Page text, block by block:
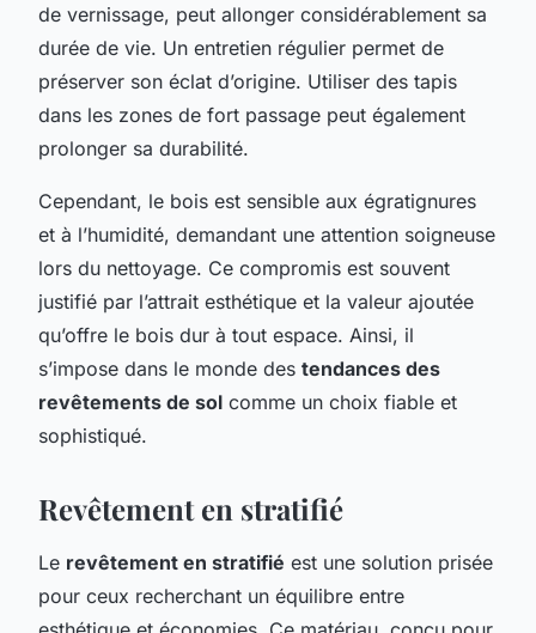
de vernissage, peut allonger considérablement sa
durée de vie. Un entretien régulier permet de
préserver son éclat d’origine. Utiliser des tapis
dans les zones de fort passage peut également
prolonger sa durabilité.
Cependant, le bois est sensible aux égratignures
et à l’humidité, demandant une attention soigneuse
lors du nettoyage. Ce compromis est souvent
justifié par l’attrait esthétique et la valeur ajoutée
qu’offre le bois dur à tout espace. Ainsi, il
s’impose dans le monde des tendances des
revêtements de sol comme un choix fiable et
sophistiqué.
Revêtement en stratifié
Le revêtement en stratifié est une solution prisée
pour ceux recherchant un équilibre entre